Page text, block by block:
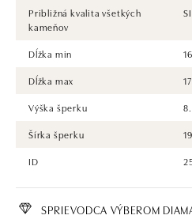
Približná kvalita všetkých
kameňov
Dĺžka min
Dĺžka max
Výška šperku
Šírka šperku
ID
SPRIEVODCA VÝBEROM